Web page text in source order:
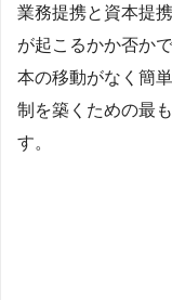
業務提携と資本提
が起こるかか否か
本の移動がなく簡
制を築くための最
す。